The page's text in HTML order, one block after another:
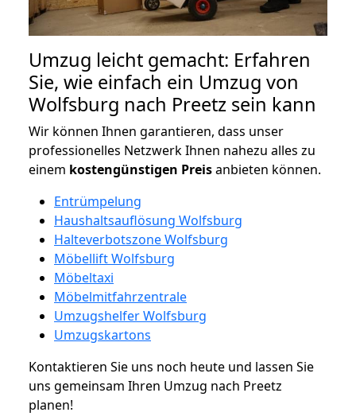
Umzug leicht gemacht: Erfahren
Sie, wie einfach ein Umzug von
Wolfsburg nach Preetz sein kann
Wir können Ihnen garantieren, dass unser
professionelles Netzwerk Ihnen nahezu alles zu
einem kostengünstigen Preisanbieten können.
Entrümpelung
Haushaltsauflösung Wolfsburg
Halteverbotszone Wolfsburg
Möbellift Wolfsburg
Möbeltaxi
Möbelmitfahrzentrale
Umzugshelfer Wolfsburg
Umzugskartons
Kontaktieren Sie uns noch heute und lassen Sie
uns gemeinsam Ihren Umzug nach Preetz
planen!